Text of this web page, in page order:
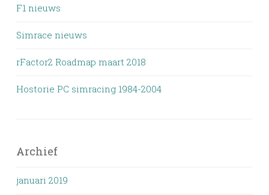
F1 nieuws
Simrace nieuws
rFactor2 Roadmap maart 2018
Hostorie PC simracing 1984-2004
Archief
januari 2019